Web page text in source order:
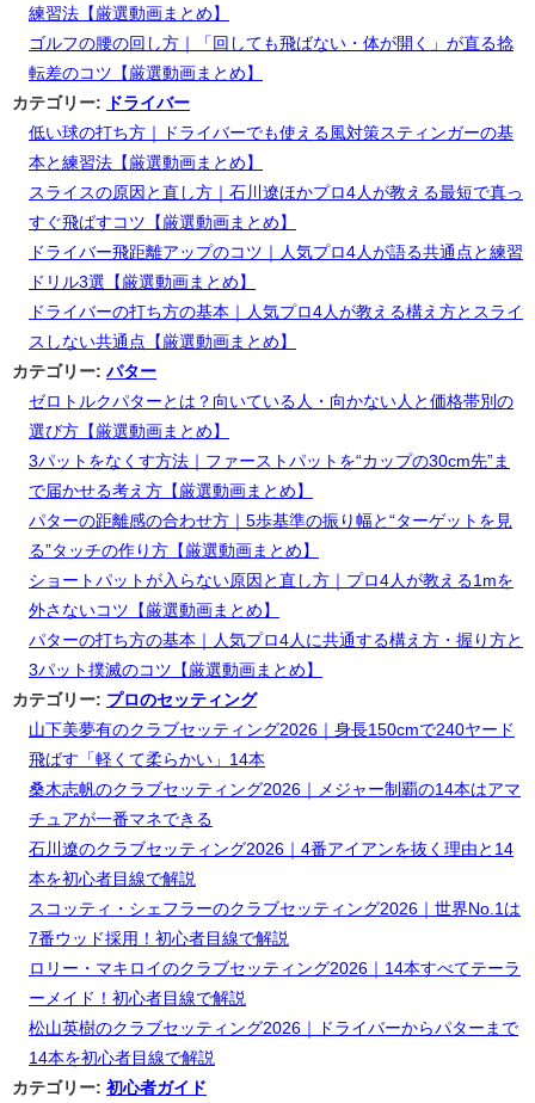
練習法【厳選動画まとめ】
ゴルフの腰の回し方｜「回しても飛ばない・体が開く」が直る捻
転差のコツ【厳選動画まとめ】
カテゴリー:
ドライバー
低い球の打ち方｜ドライバーでも使える風対策スティンガーの基
本と練習法【厳選動画まとめ】
スライスの原因と直し方｜石川遼ほかプロ4人が教える最短で真っ
すぐ飛ばすコツ【厳選動画まとめ】
ドライバー飛距離アップのコツ｜人気プロ4人が語る共通点と練習
ドリル3選【厳選動画まとめ】
ドライバーの打ち方の基本｜人気プロ4人が教える構え方とスライ
スしない共通点【厳選動画まとめ】
カテゴリー: パター
ゼロトルクパターとは？向いている人・向かない人と価格帯別の
選び方【厳選動画まとめ】
3パットをなくす方法｜ファーストパットを“カップの30cm先”ま
で届かせる考え方【厳選動画まとめ】
パターの距離感の合わせ方｜5歩基準の振り幅と“ターゲットを見
る”タッチの作り方【厳選動画まとめ】
ショートパットが入らない原因と直し方｜プロ4人が教える1mを
外さないコツ【厳選動画まとめ】
パターの打ち方の基本｜人気プロ4人に共通する構え方・握り方と
3パット撲滅のコツ【厳選動画まとめ】
カテゴリー: プロのセッティング
山下美夢有のクラブセッティング2026｜身長150cmで240ヤード
飛ばす「軽くて柔らかい」14本
桑木志帆のクラブセッティング2026｜メジャー制覇の14本はアマ
チュアが一番マネできる
石川遼のクラブセッティング2026｜4番アイアンを抜く理由と14
本を初心者目線で解説
スコッティ・シェフラーのクラブセッティング2026｜世界No.1は
7番ウッド採用！初心者目線で解説
ロリー・マキロイのクラブセッティング2026｜14本すべてテーラ
ーメイド！初心者目線で解説
松山英樹のクラブセッティング2026｜ドライバーからパターまで
14本を初心者目線で解説
カテゴリー: 初心者ガイド